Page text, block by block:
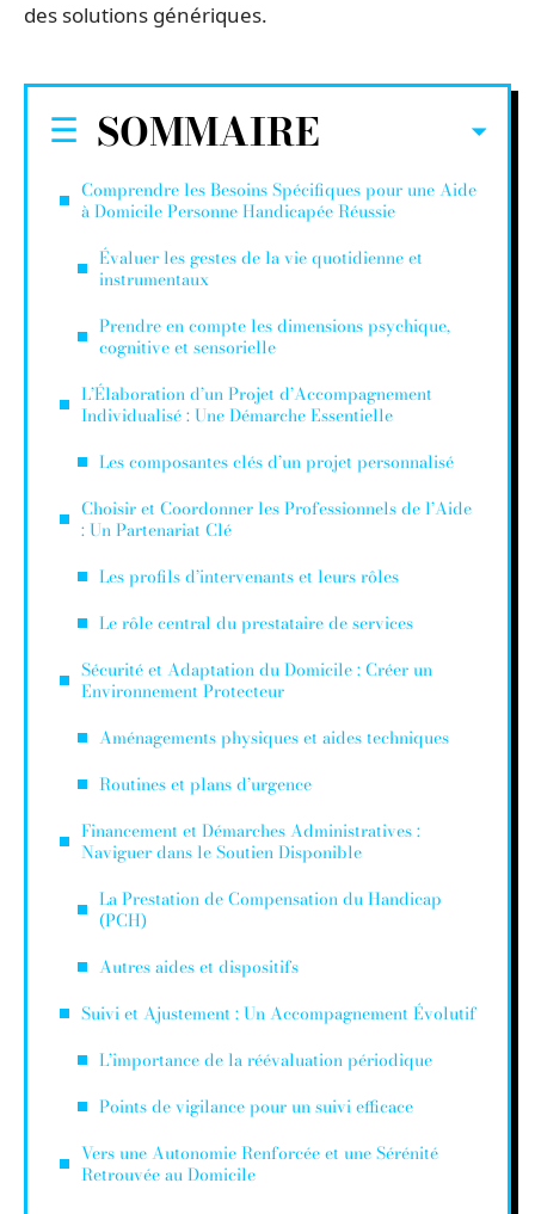
des solutions génériques.
SOMMAIRE
Comprendre les Besoins Spécifiques pour une Aide
à Domicile Personne Handicapée Réussie
Évaluer les gestes de la vie quotidienne et
instrumentaux
Prendre en compte les dimensions psychique,
cognitive et sensorielle
L’Élaboration d’un Projet d’Accompagnement
Individualisé : Une Démarche Essentielle
Les composantes clés d’un projet personnalisé
Choisir et Coordonner les Professionnels de l’Aide
: Un Partenariat Clé
Les profils d’intervenants et leurs rôles
Le rôle central du prestataire de services
Sécurité et Adaptation du Domicile : Créer un
Environnement Protecteur
Aménagements physiques et aides techniques
Routines et plans d’urgence
Financement et Démarches Administratives :
Naviguer dans le Soutien Disponible
La Prestation de Compensation du Handicap
(PCH)
Autres aides et dispositifs
Suivi et Ajustement : Un Accompagnement Évolutif
L’importance de la réévaluation périodique
Points de vigilance pour un suivi efficace
Vers une Autonomie Renforcée et une Sérénité
Retrouvée au Domicile